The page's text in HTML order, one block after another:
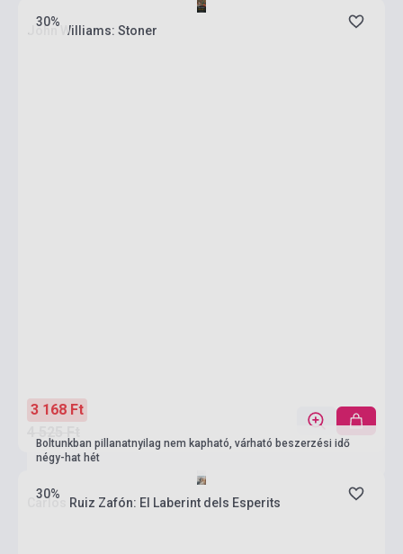
30%
John Williams: Stoner
3 168 Ft
30%
Boltunkban pillanatnyilag nem kapható, várható beszerzési idő
négy-hat hét
Carlos Ruiz Zafón: El Laberint dels Esperits